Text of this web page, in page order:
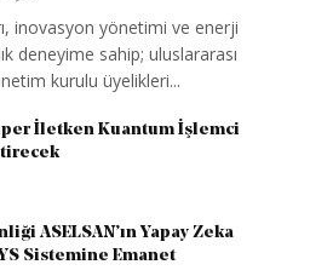
inovasyon yönetimi ve enerji
deneyime sahip; uluslararası
kurulu üyelikleri...
İletken Kuantum İşlemci
ASELSAN’ın Yapay Zeka
Sistemine Emanet